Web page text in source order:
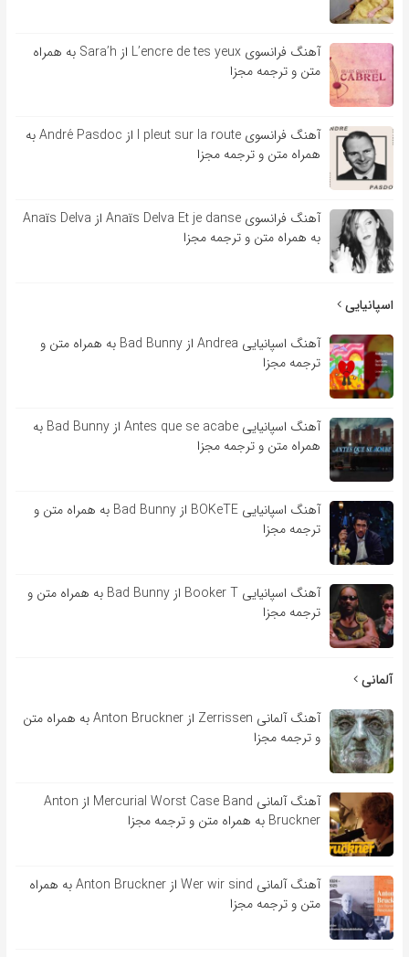
آهنگ فرانسوی L’encre de tes yeux از Sara’h به همراه
متن و ترجمه مجزا
آهنگ فرانسوی l pleut sur la route از André Pasdoc به
همراه متن و ترجمه مجزا
آهنگ فرانسوی Anaïs Delva Et je danse از Anaïs Delva
به همراه متن و ترجمه مجزا
اسپانیایی
آهنگ اسپانیایی Andrea از Bad Bunny به همراه متن و
ترجمه مجزا
آهنگ اسپانیایی Antes que se acabe از Bad Bunny به
همراه متن و ترجمه مجزا
آهنگ اسپانیایی BOKeTE از Bad Bunny به همراه متن و
ترجمه مجزا
آهنگ اسپانیایی Booker T از Bad Bunny به همراه متن و
ترجمه مجزا
آلمانی
آهنگ آلمانی Zerrissen از Anton Bruckner به همراه متن
و ترجمه مجزا
آهنگ آلمانی Mercurial Worst Case Band از Anton
Bruckner به همراه متن و ترجمه مجزا
آهنگ آلمانی Wer wir sind از Anton Bruckner به همراه
متن و ترجمه مجزا